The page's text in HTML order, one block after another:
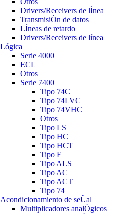
Otros
Drivers/Receivers de lÍnea
TransmisiÒn de datos
LÍneas de retardo
Drivers/Receivers de línea
Lógica
Serie 4000
ECL
Otros
Serie 7400
Tipo 74C
Tipo 74LVC
Tipo 74VHC
Otros
Tipo LS
Tipo HC
Tipo HCT
Tipo F
Tipo ALS
Tipo AC
Tipo ACT
Tipo 74
Acondicionamiento de seÛal
Multiplicadores analÒgicos